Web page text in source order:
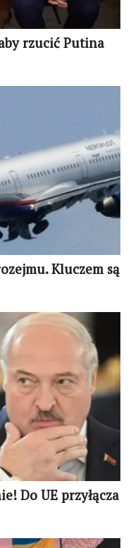
rzucić Putina
Kluczem są
Do UE przyłącza